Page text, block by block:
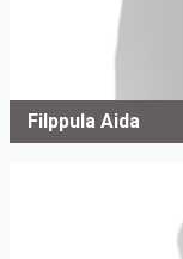
Filppula Aida